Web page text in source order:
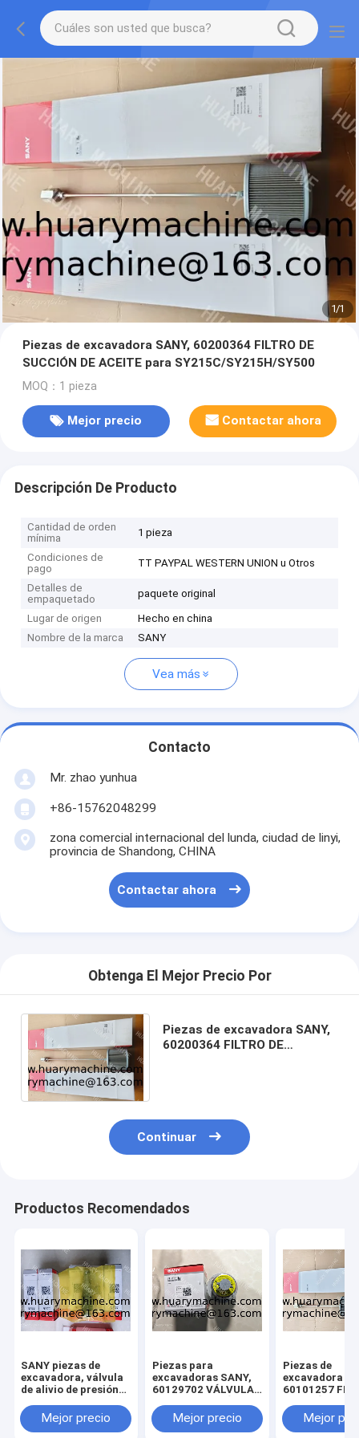
1/1
Piezas de excavadora SANY, 60200364 FILTRO DE
SUCCIÓN DE ACEITE para SY215C/SY215H/SY500
MOQ：1 pieza
Mejor precio Contactar ahora
Descripción De Producto
Cantidad de orden
mínima
1 pieza
Condiciones de
pago
TT PAYPAL WESTERN UNION u Otros
Detalles de
empaquetado
paquete original
Lugar de origen
Hecho en china
Nombre de la marca
SANY
Vea más
Contacto
Mr. zhao yunhua
+86-15762048299
zona comercial internacional del lunda, ciudad de linyi,
provincia de Shandong, CHINA
Contactar ahora
Obtenga El Mejor Precio Por
Piezas de excavadora SANY,
60200364 FILTRO DE
Continuar
Productos Recomendados
SANY piezas de
excavadora, válvula
de alivio de presión
para
SY215C/SY245/SY500
Mejor precio
Piezas para
excavadoras SANY,
60129702 VÁLVULA
para
SY215C/SY215H/SY500
Mejor precio
Piezas de
excavadora
60101257
para
SY215C/
Mejor